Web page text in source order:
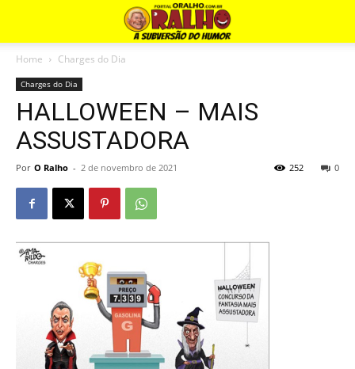
Home Charges do Dia
Charges do Dia
HALLOWEEN – MAIS
ASSUSTADORA
Por O Ralho - 2 de novembro de 2021 0
252